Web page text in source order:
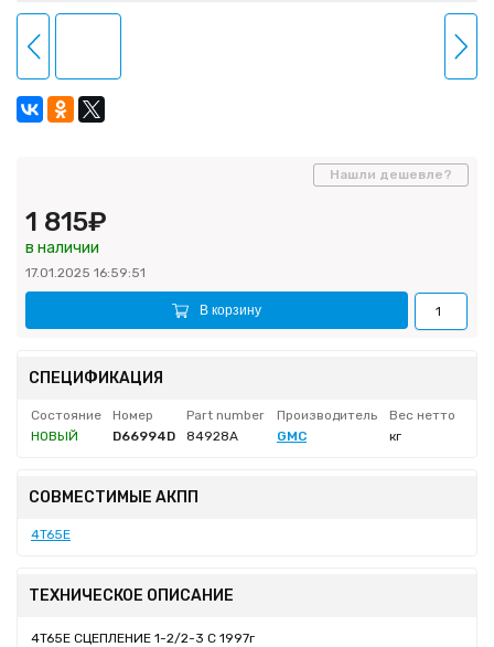
1 815₽
в наличии
17.01.2025 16:59:51
В корзину
Нашли дешевле?
СПЕЦИФИКАЦИЯ
Состояние Номер Part number Производитель
Вес нетто
НОВЫЙ
D66994D 84928A GMC кг
СОВМЕСТИМЫЕ АКПП
4T65E
ТЕХНИЧЕСКОЕ ОПИСАНИЕ
4T65E СЦЕПЛЕНИЕ 1-2/2-3 С 1997г